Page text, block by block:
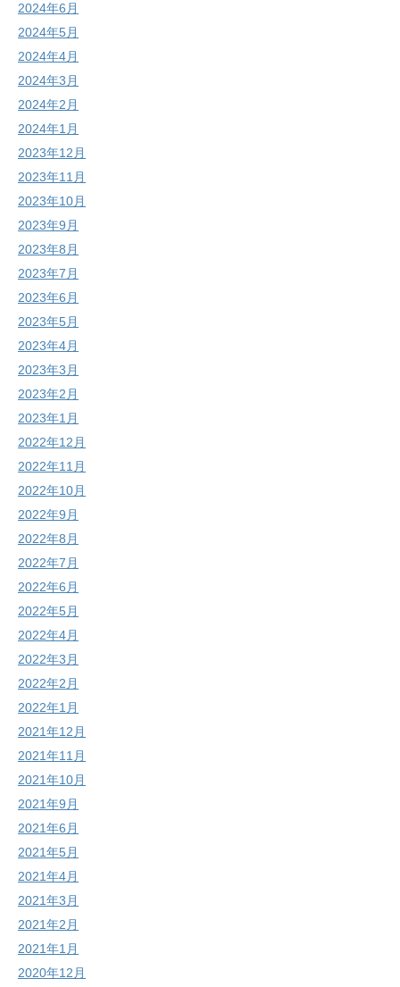
2024年6月
2024年5月
2024年4月
2024年3月
2024年2月
2024年1月
2023年12月
2023年11月
2023年10月
2023年9月
2023年8月
2023年7月
2023年6月
2023年5月
2023年4月
2023年3月
2023年2月
2023年1月
2022年12月
2022年11月
2022年10月
2022年9月
2022年8月
2022年7月
2022年6月
2022年5月
2022年4月
2022年3月
2022年2月
2022年1月
2021年12月
2021年11月
2021年10月
2021年9月
2021年6月
2021年5月
2021年4月
2021年3月
2021年2月
2021年1月
2020年12月